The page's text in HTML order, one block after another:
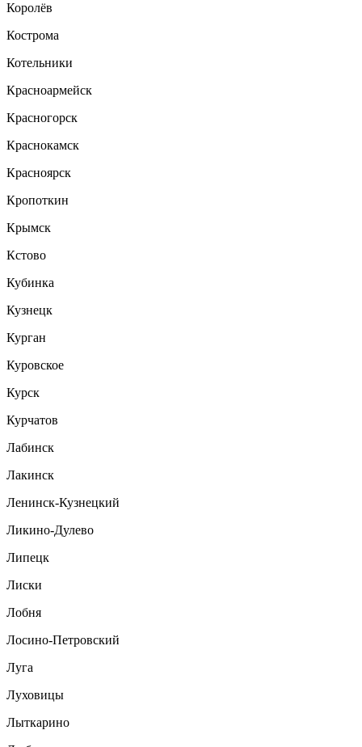
Королёв
Кострома
Котельники
Красноармейск
Красногорск
Краснокамск
Красноярск
Кропоткин
Крымск
Кстово
Кубинка
Кузнецк
Курган
Куровское
Курск
Курчатов
Лабинск
Лакинск
Ленинск-Кузнецкий
Ликино-Дулево
Липецк
Лиски
Лобня
Лосино-Петровский
Луга
Луховицы
Лыткарино